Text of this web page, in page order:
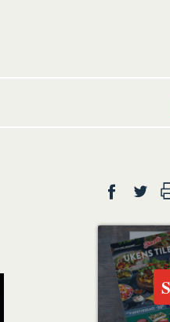
Del
på
Facebook
på
Twitter